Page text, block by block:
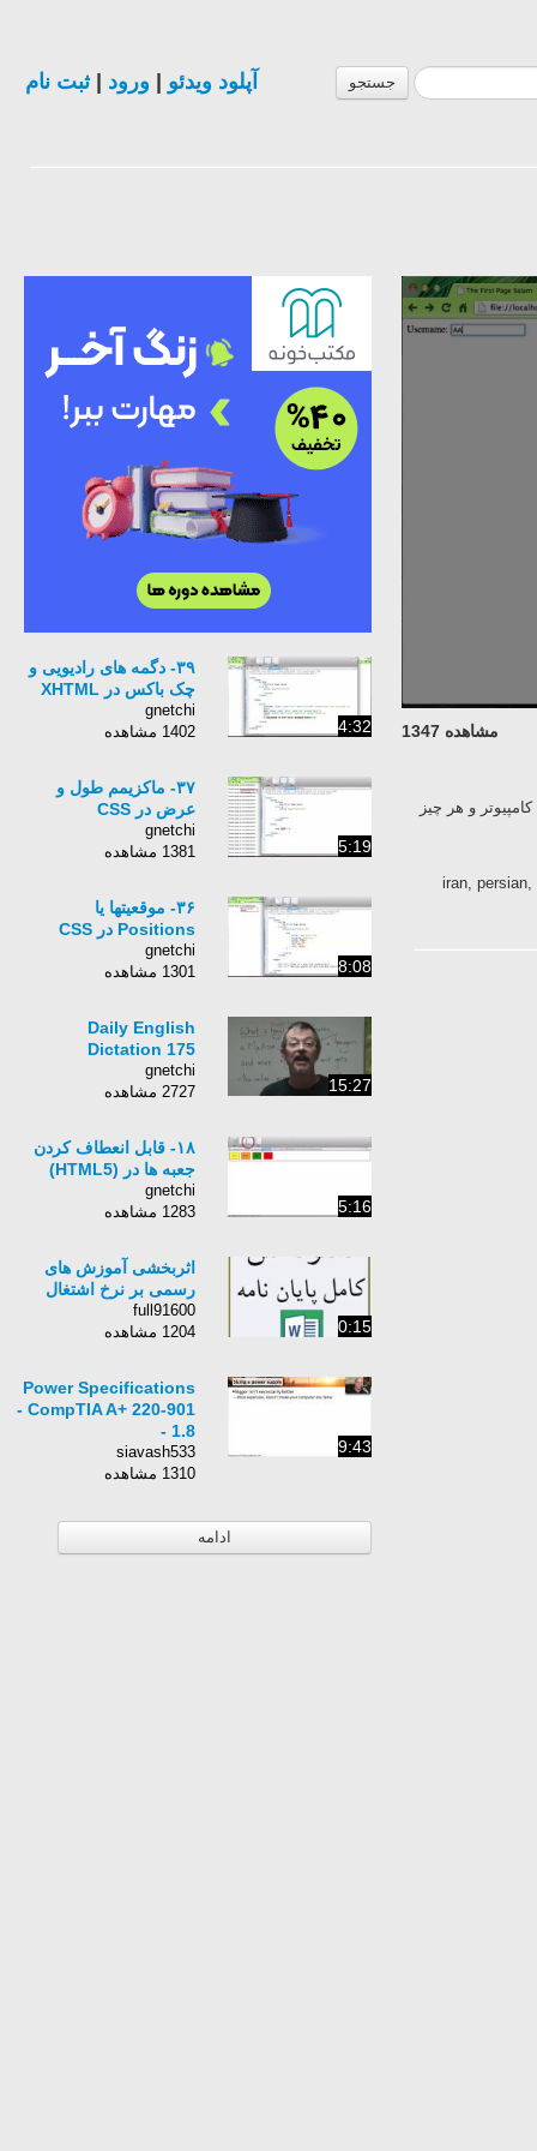
جستجو آپلود ویدئو ورود |ثبت نام
مشاهده 1347
و هر چیز
iran,
4:32
۳۹- دگمه های رادیویی و
چک باکس در XHTML
gnetchi
1402 مشاهده
5:19
۳۷- ماکزیمم طول و
عرض در CSS
gnetchi
1381 مشاهده
8:08
۳۶- موقعیتها یا
Positions در CSS
gnetchi
1301 مشاهده
15:27
Daily English
Dictation 175
gnetchi
2727 مشاهده
5:16
۱۸- قابل انعطاف کردن
جعبه ها در (HTML5)
gnetchi
1283 مشاهده
0:15
اثربخشی آموزش های
رسمی بر نرخ اشتغال
full91600
1204 مشاهده
9:43
Power Specifications
- CompTIA A+ 220-901
- 1.8
siavash533
1310 مشاهده
ادامه